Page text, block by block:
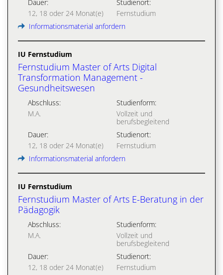
Dauer:
12, 18 oder 24 Monat(e)
Studienort:
Fernstudium
Informationsmaterial anfordern
IU Fernstudium
Fernstudium Master of Arts Digital
Transformation Management -
Gesundheitswesen
Abschluss:
M.A.
Studienform:
Vollzeit und
berufsbegleitend
Dauer:
12, 18 oder 24 Monat(e)
Studienort:
Fernstudium
Informationsmaterial anfordern
IU Fernstudium
Fernstudium Master of Arts E-Beratung in der
Pädagogik
Abschluss:
M.A.
Studienform:
Vollzeit und
berufsbegleitend
Dauer:
12, 18 oder 24 Monat(e)
Studienort:
Fernstudium